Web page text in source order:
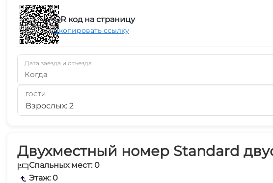
Двухместный номер Standard
Спальных мест: 0
Этаж: 0
QR код на страницу
Скопировать ссылку
Дата заезда и отъезда
Когда
ГОСТИ
Взрослых: 2